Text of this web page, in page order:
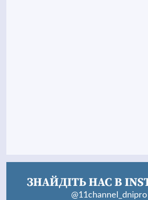
ЗНАЙДІТЬ НАС В
@11channel_dnipro